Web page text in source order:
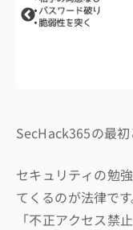
SecHack365の最初
セキュリティの勉
てくるのが法律です
「不正アクセス禁